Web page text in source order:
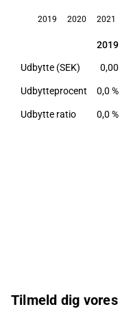
2019 2020 2021
2019
2019
Udbytte (SEK) 0,00
Udbytteprocent 0,0 %
Udbytte ratio 0,0 %
Tilmeld dig